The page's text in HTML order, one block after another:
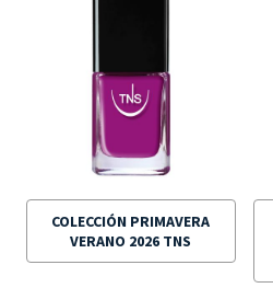
COLECCIÓN PRIMAVERA
VERANO 2026 TNS